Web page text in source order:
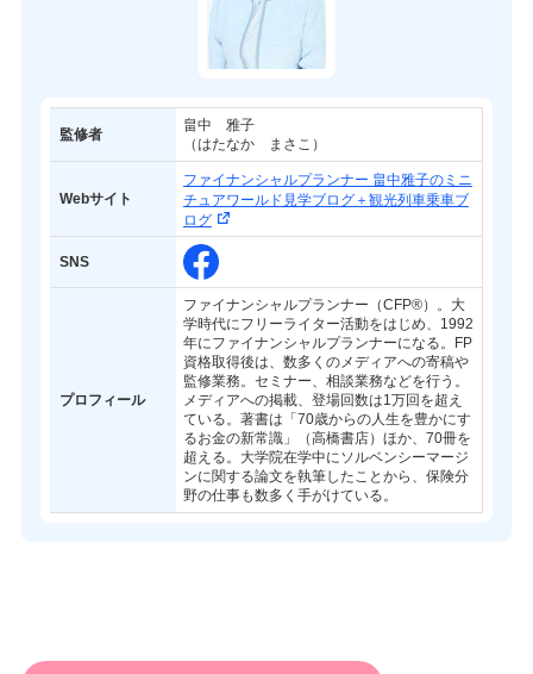
監修者
畠中 雅子
（はたなか まさこ）
Webサイト
ファイナンシャルプランナー 畠中雅子のミニ
チュアワールド見学ブログ＋観光列車乗車ブ
ログ
SNS
プロフィール
ファイナンシャルプランナー（CFP®）。大
学時代にフリーライター活動をはじめ、1992
年にファイナンシャルプランナーになる。FP
資格取得後は、数多くのメディアへの寄稿や
監修業務。セミナー、相談業務などを行う。
メディアへの掲載、登場回数は1万回を超え
ている。著書は「70歳からの人生を豊かにす
るお金の新常識」（高橋書店）ほか、70冊を
超える。大学院在学中にソルベンシーマージ
ンに関する論文を執筆したことから、保険分
野の仕事も数多く手がけている。